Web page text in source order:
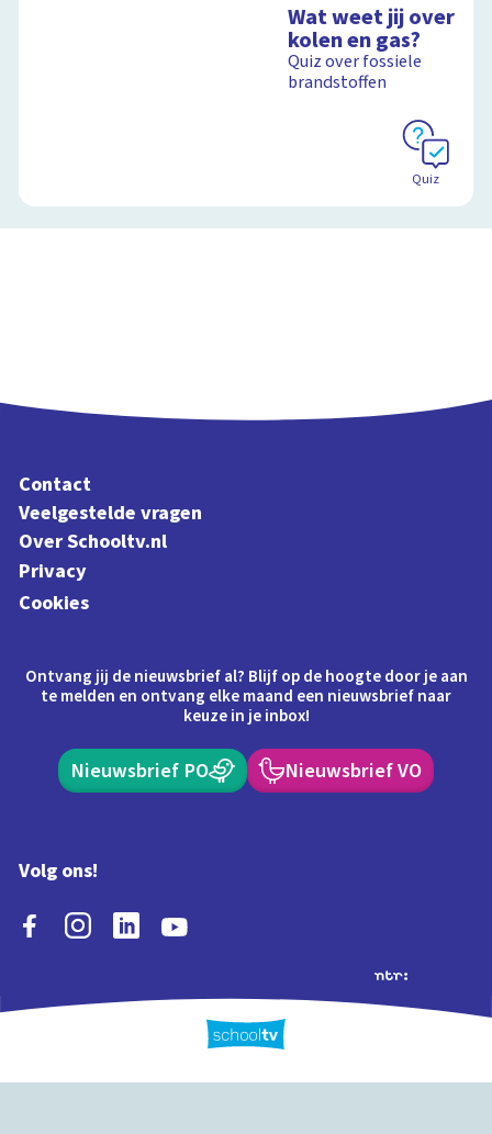
Wat weet jij over
kolen en gas?
Quiz over fossiele
brandstoffen
Quiz
Contact
Veelgestelde vragen
Over Schooltv.nl
Privacy
Cookies
Ontvang jij de nieuwsbrief al? Blijf op de hoogte door je aan
te melden en ontvang elke maand een nieuwsbrief naar
keuze in je inbox!
Nieuwsbrief PO Nieuwsbrief VO
Volg ons!